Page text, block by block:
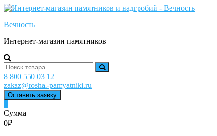
Skip
content
Вечность
Интернет-магазин памятников
Search
for:
8 800 550 03 12
zakaz@roshal-pamyatniki.ru
Оставить заявку
Сумма
0₽